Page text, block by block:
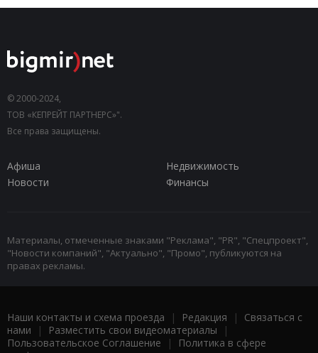
© 2000-2024,
ТОВ «КЕПРЕЙТ ПАРТНЕРС»".
Все права защищены.
Афиша
Недвижимость
Новости
Финансы
Материалы, отмеченные знаками "Реклама", "PR", "Спецпроект",
"Новости компаний", "Актуально", "Промо", публикуются на
правах рекламы.
Наши контакты и схема проезда | Редакция | Связаться с
нами | Разместить свои видеоматериалы |
Пользовательское Соглашение |
Политика в сфере